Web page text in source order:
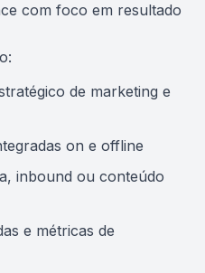
com foco em resultado
de marketing e
on e offline
inbound ou conteúdo
e métricas de